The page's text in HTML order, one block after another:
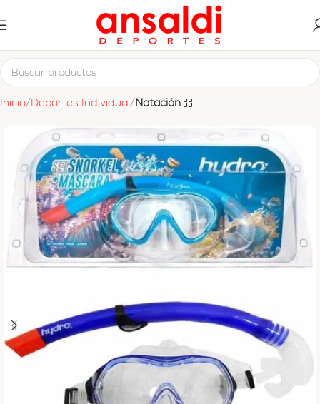
Inicio Deportes Individual Natación